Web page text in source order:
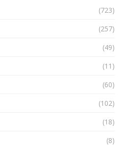
(723)
(257)
(49)
(11)
(60)
(102)
(18)
(8)